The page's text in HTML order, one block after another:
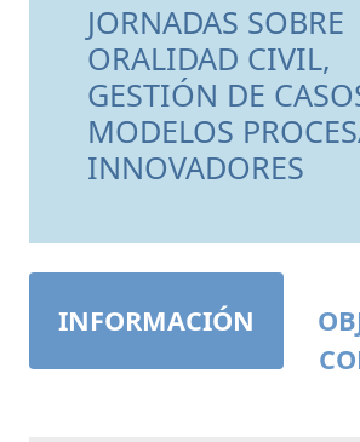
JORNADAS SOBRE
ORALIDAD CIVIL,
GESTIÓN DE
MODELOS
INNOVADORES
INFORMACIÓN